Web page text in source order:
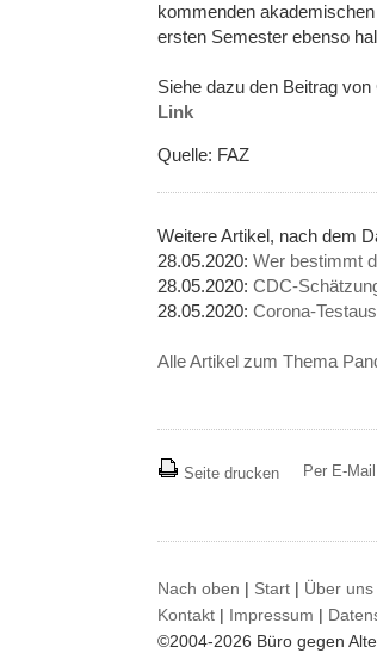
kommenden
ersten Semester ebenso
Siehe dazu den Beitrag
Link
Quelle: FAZ
Weitere Artikel, nach dem
28.05.2020: Wer bestimmt
28.05.2020: CDC-
28.05.2020: Corona-
Alle Artikel zum Thema
Seite drucken Per E-
Nach oben | Start | Über uns
Kontakt | Impressum |
©2004-2026 Büro gegen